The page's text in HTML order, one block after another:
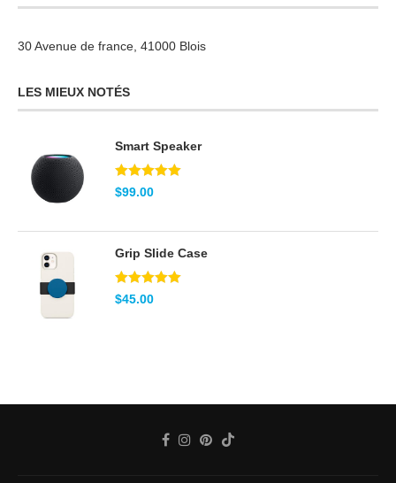
30 Avenue de france, 41000 Blois
LES MIEUX NOTÉS
Smart Speaker
Note5.00
sur 5
$99.00
Grip Slide Case
Note5.00
sur 5
$45.00